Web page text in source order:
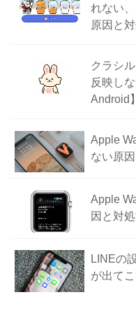
れない
原因と
クラシ
反映し
Android
Apple
ない原
Apple
因と対
LINEの
が出て